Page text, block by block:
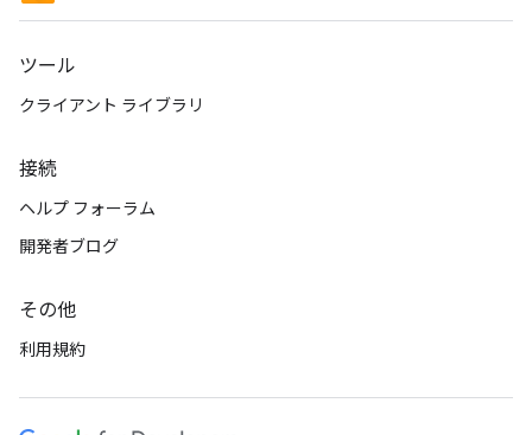
ツール
クライアント ライブラリ
接続
ヘルプ フォーラム
開発者ブログ
その他
利用規約